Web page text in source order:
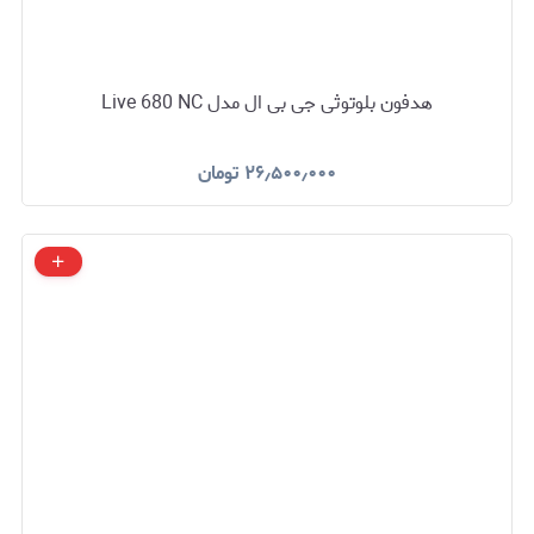
هدفون بلوتوثی جی بی ال مدل Live 680 NC
۲۶٫۵۰۰٫۰۰۰ تومان